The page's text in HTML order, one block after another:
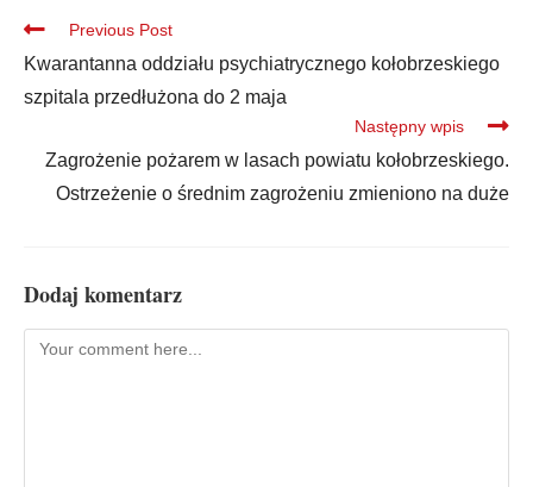
Previous Post
Kwarantanna oddziału psychiatrycznego kołobrzeskiego
szpitala przedłużona do 2 maja
Następny wpis
Zagrożenie pożarem w lasach powiatu kołobrzeskiego.
Ostrzeżenie o średnim zagrożeniu zmieniono na duże
Dodaj komentarz